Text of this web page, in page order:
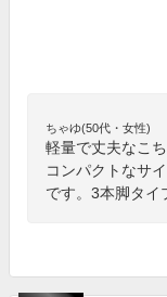
ちゃゆ(50代・女性)
軽量で丈夫なこ
コンパクトなサ
です。3本脚タイ